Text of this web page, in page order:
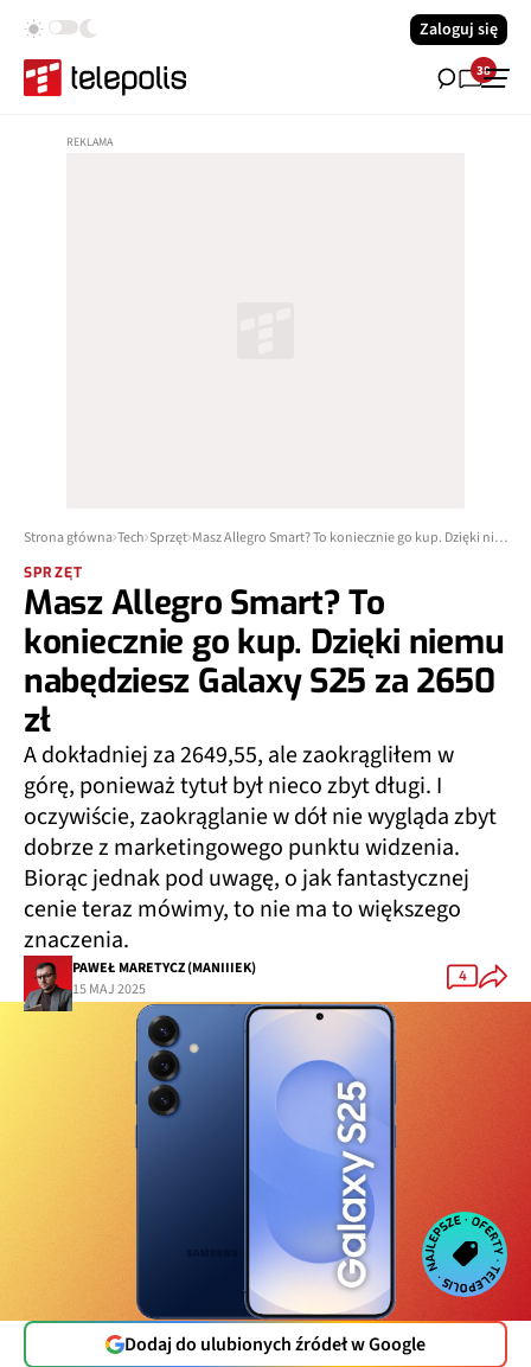
Zaloguj się
38
Strona główna Tech Sprzęt Masz Allegro Smart? To koniecznie go kup. Dzięki niemu nabędziesz Galaxy S25 za 2650 zł
SPRZĘT
Masz Allegro Smart? To
koniecznie go kup. Dzięki niemu
nabędziesz Galaxy S25 za 2650
zł
A dokładniej za 2649,55, ale zaokrągliłem w
górę, ponieważ tytuł był nieco zbyt długi. I
oczywiście, zaokrąglanie w dół nie wygląda zbyt
dobrze z marketingowego punktu widzenia.
Biorąc jednak pod uwagę, o jak fantastycznej
cenie teraz mówimy, to nie ma to większego
znaczenia.
PAWEŁ MARETYCZ (MANIIIEK)
15 MAJ 2025
4
Dodaj do ulubionych źródeł w Google